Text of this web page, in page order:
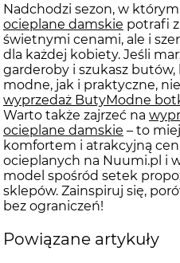
Nadchodzi sezon, w którym
ocieplane damskie potrafi
świetnymi cenami, ale i
dla każdej kobiety. Jeśli
garderoby i szukasz
modne, jak i praktyczne,
wyprzedaż ButyModne
Warto także zajrzeć na
ocieplane damskie – to
komfortem i atrakcyjną
ocieplanych na Nuumi.pl i
model spośród setek
sklepów. Zainspiruj się,
bez ograniczeń!
Powiązane artykuły